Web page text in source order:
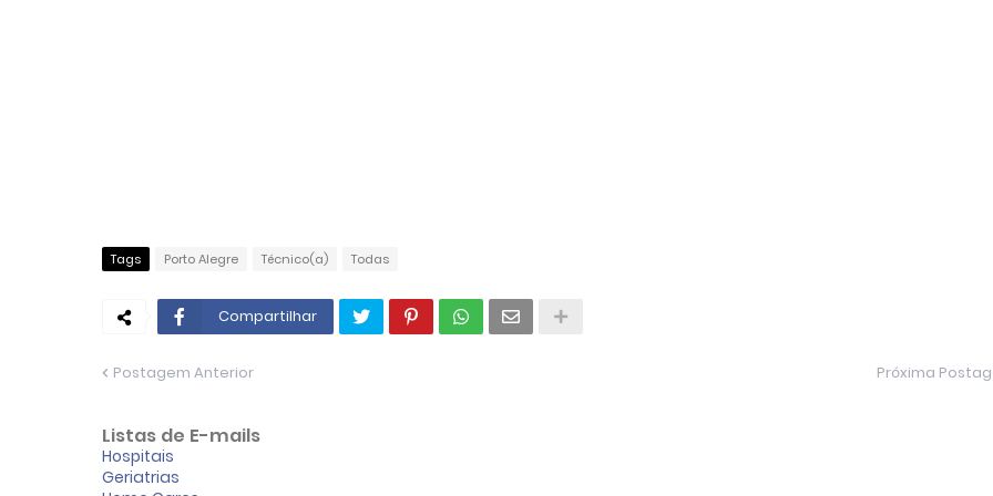
Tags Porto Alegre Técnico(a) Todas
Compartilhar
Postagem Anterior Próxima
Listas de E-mails
Hospitais
Geriatrias